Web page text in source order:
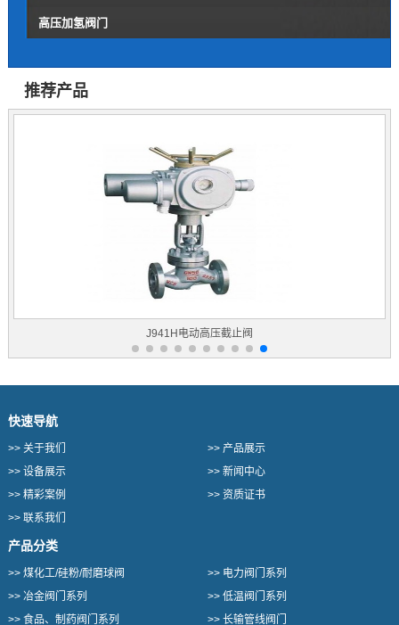
高压加氢阀门
推荐产品
J941H电动高压截止阀
快速导航
>> 关于我们 >> 产品展示
>> 设备展示 >> 新闻中心
>> 精彩案例 >> 资质证书
>> 联系我们
产品分类
>> 煤化工/硅粉/耐磨球阀 >> 电力阀门系列
>> 冶金阀门系列 >> 低温阀门系列
>> 食品、制药阀门系列 >> 长输管线阀门